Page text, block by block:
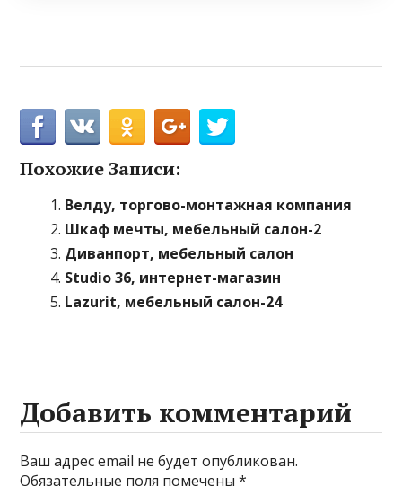
Похожие Записи:
Велду, торгово-монтажная компания
Шкаф мечты, мебельный салон-2
Диванпорт, мебельный салон
Studio 36, интернет-магазин
Lazurit, мебельный салон-24
Добавить комментарий
Ваш адрес email не будет опубликован.
Обязательные поля помечены*